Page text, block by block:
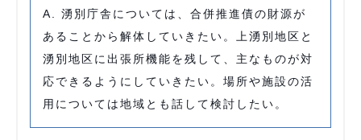
A. 湧別庁舎については、合併推進債の財源が
あることから解体していきたい。上湧別地区と
湧別地区に出張所機能を残して、主なものが対
応できるようにしていきたい。場所や施設の活
用については地域とも話して検討したい。